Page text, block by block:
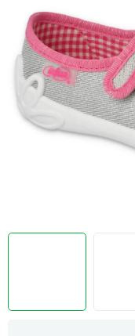
hvězdiček.